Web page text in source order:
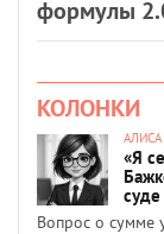
формулы
КОЛОНКИ
АЛИСА
«Я
суде
Вопрос о сумме